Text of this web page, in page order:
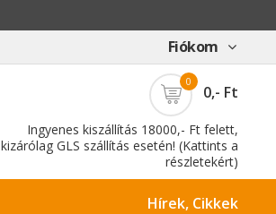
Fiókom
0
0,- Ft
Ingyenes kiszállítás 18000,- Ft felett,
kizárólag GLS szállítás esetén! (Kattints a
részletekért)
Hírek, Cikkek